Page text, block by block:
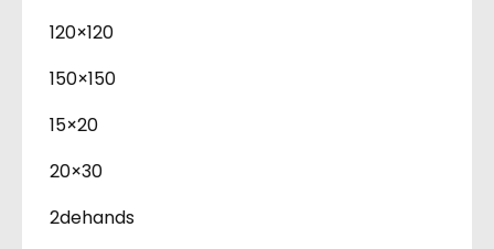
120×120
150×150
15×20
20×30
2dehands